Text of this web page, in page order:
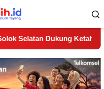
Ketahanan Pangan